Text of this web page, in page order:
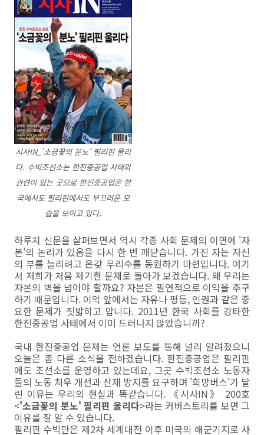
시사IN_'소금꽃의 분노' 필리핀 울리
다. 수빅조선소는 한진중공업 사태와
관련이 있는 곳으로 한진중공업은 한
국에서도 필리핀에서도 부끄러운 모
습을 보이고 있다.
하루치 신문을 살펴보면서 역시 각종 사회 문제의 이면에 '자
본'의 논리가 있음을 다시 한 번 깨닫습니다. 가진 자는 자신
의 부를 늘리려고 온갖 무리수를 동원하기 마련입니다. 여기
서 저희가 처음 제기한 문제로 돌아가 보겠습니다. 왜 우리는
자본의 벽을 넘어야 할까요? 자본은 필연적으로 이익을 추구
하기 때문입니다. 이익 앞에서는 자유나 평등, 인권과 같은 중
요한 문제가 짓밟히고 맙니다. 2011년 한국 사회를 강타한
한진중공업 사태에서 이미 드러나지 않았습니까?
국내 한진중공업 문제는 언론 보도를 통해 널리 알려졌으니
오늘은 좀 다른 소식을 전하겠습니다. 한진중공업은 필리핀
에도 조선소를 운영하고 있는데요, 그곳 수빅조선소 노동자
들의 노동 처우 개선과 산재 방지를 요구하며 '희망버스'가 달
린 이유는 우리의 현실과 똑같습니다. 《시사IN》 200호
<'소금꽃의 분노' 필리핀 울리다>라는 커버스토리를 보면 그
이유를 잘 알 수 있습니다.
필리핀 수빅만은 제2차 세계대전 이후 미국의 해군기지로 사